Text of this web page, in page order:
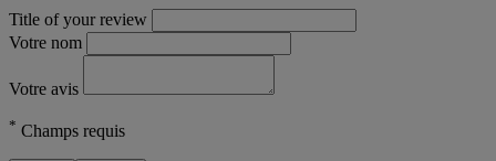
Title of your review
Votre nom
Votre avis
* Champs requis